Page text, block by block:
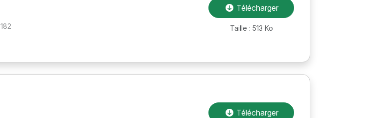
182
Télécharger
Taille : 513 Ko
Télécharger